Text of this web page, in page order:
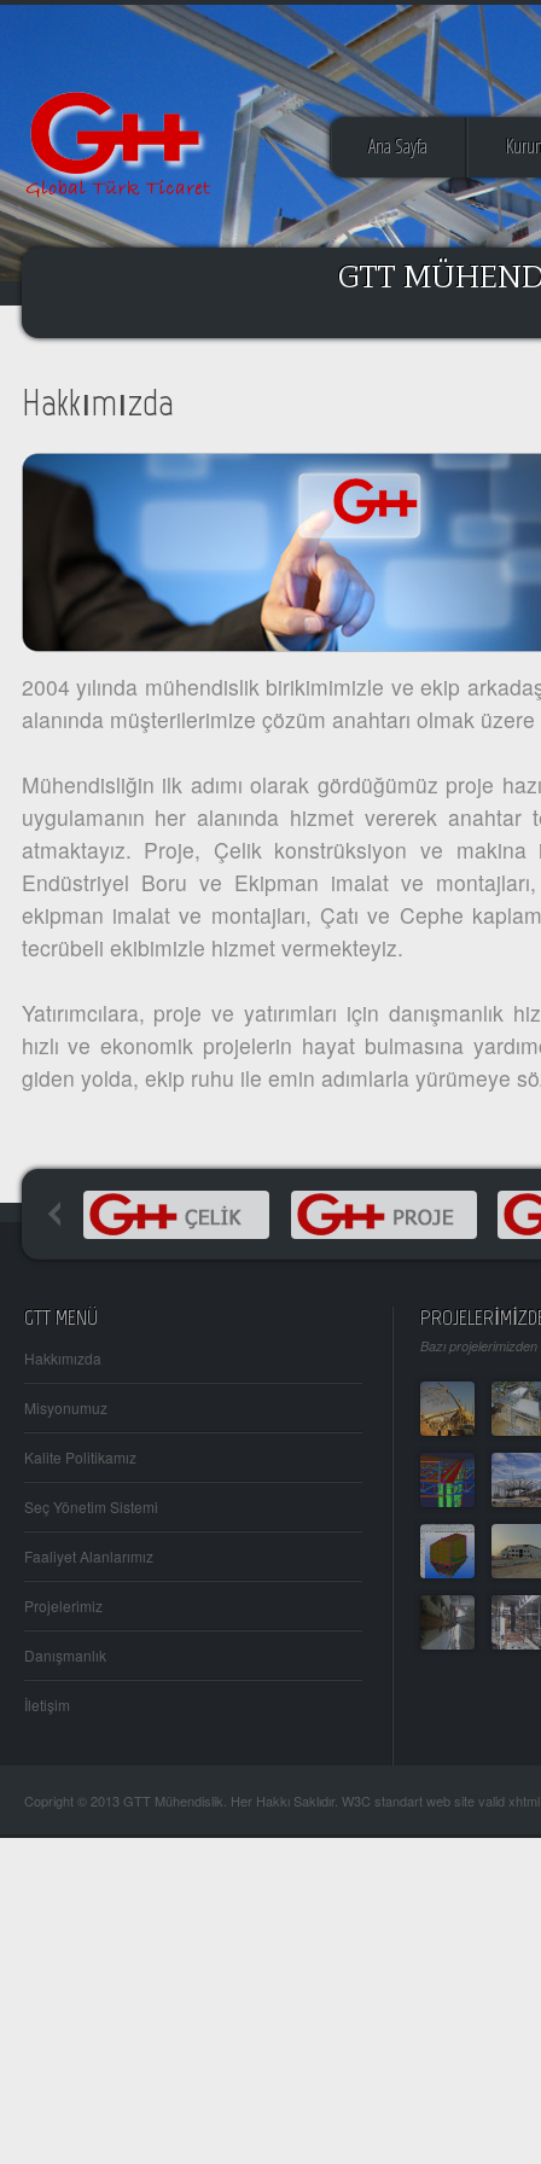
Ana Sayfa
GTT
Hakkımızda
2004 yılında mühendislik birikimimizle ve ekip
alanında müşterilerimize çözüm anahtarı olmak üzere
Mühendisliğin ilk adımı olarak gördüğümüz proje
uygulamanın her alanında hizmet vererek anahtar
atmaktayız. Proje, Çelik konstrüksiyon ve makina
Endüstriyel Boru ve Ekipman imalat ve
ekipman imalat ve montajları, Çatı ve Cephe
tecrübeli ekibimizle hizmet vermekteyiz.
Yatırımcılara, proje ve yatırımları için danışmanlık
hızlı ve ekonomik projelerin hayat bulmasına
giden yolda, ekip ruhu ile emin adımlarla yürümeye
GTT MENÜ
Hakkımızda
Misyonumuz
Kalite Politikamız
Seç Yönetim Sistemi
Faaliyet Alanlarımız
Projelerimiz
Danışmanlık
İletişim
Bazı
Copright © 2013 GTT Mühendislik. Her Hakkı Saklıdır. W3C standart web site valid